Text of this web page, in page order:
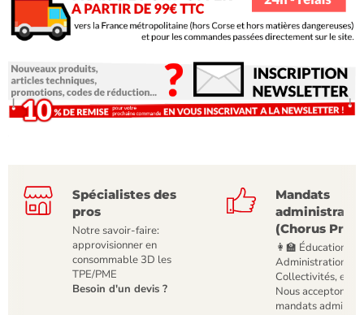
Spécialistes des
pros
Notre savoir-faire:
approvisionner en
consommable 3D les
TPE/PME
Besoin d'un devis ?
Mandats
(Chorus Pro)
👩‍🏫 Éducation,
Administrations,
Collectivités, etc
Nous acceptons
mandats